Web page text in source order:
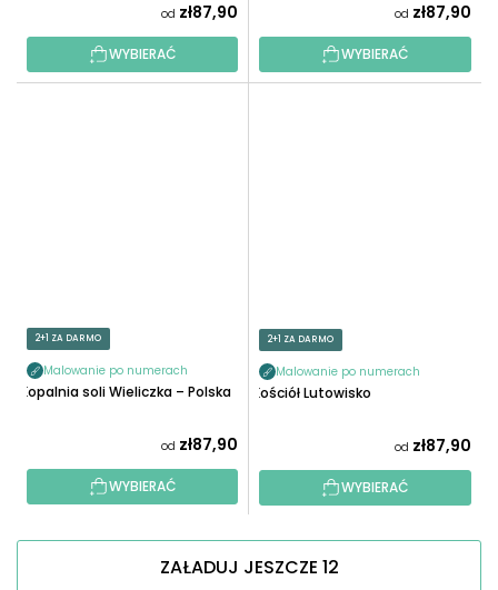
od zł87,90
WYBIERAĆ
od zł87,90
WYBIERAĆ
2+1 ZA DARMO
Malowanie po numerach
Kopalnia soli Wieliczka – Polska
od zł87,90
WYBIERAĆ
2+1 ZA DARMO
Malowanie po numerach
Kościół Lutowisko
od zł87,90
WYBIERAĆ
ZAŁADUJ JESZCZE 12